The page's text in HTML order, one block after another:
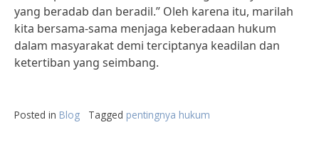
yang beradab dan beradil.” Oleh karena itu, marilah
kita bersama-sama menjaga keberadaan hukum
dalam masyarakat demi terciptanya keadilan dan
ketertiban yang seimbang.
Posted in Blog Tagged pentingnya hukum